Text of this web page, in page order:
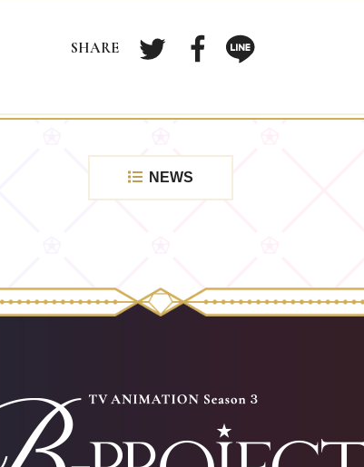
Twitterで共有する
Facebookで共有する
NEWS